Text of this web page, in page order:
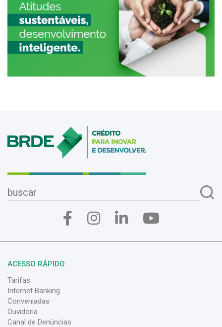
ACESSO RÁPIDO
Tarifas
Internet Banking
Conveniadas
Ouvidoria
Canal de Denúncias